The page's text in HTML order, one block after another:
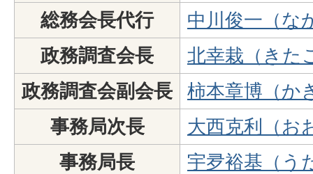
総務会長代行
中川俊一（な
政務調査会長
北幸栽（きた
政務調査会副会長
柿本章博（か
事務局次長
大西克利（お
事務局長
宇夛裕基（う